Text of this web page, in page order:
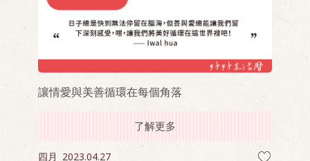
讓情愛與美善循環在每個角落
了解更多
四月 2023.04.27